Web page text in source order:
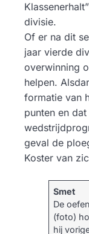
divisie.
Of er na dit
jaar vierde
overwinning
helpen.
formatie van
punten en
geval de
Koster van
Smet
​De
(foto)
hij